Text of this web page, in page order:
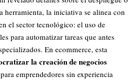
herramienta, la iniciativa se alinea con
el sector tecnológico: el uso de
para automatizar tareas que antes
En ecommerce, esta
la creación de negocios
emprendedores sin experiencia